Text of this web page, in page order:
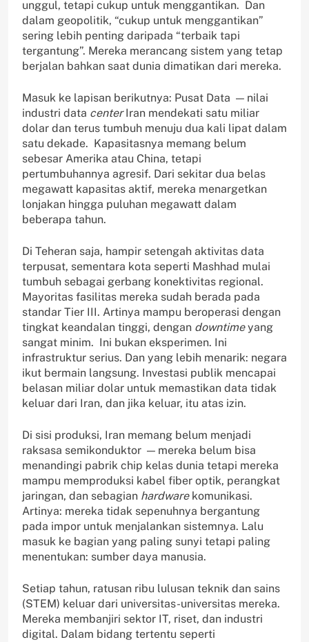
unggul, tetapi cukup untuk menggantikan. Dan
dalam geopolitik, “cukup untuk menggantikan”
sering lebih penting daripada “terbaik tapi
tergantung”. Mereka merancang sistem yang tetap
berjalan bahkan saat dunia dimatikan dari mereka.
Masuk ke lapisan berikutnya: Pusat Data — nilai
industri data centerIran mendekati satu miliar
dolar dan terus tumbuh menuju dua kali lipat dalam
satu dekade. Kapasitasnya memang belum
sebesar Amerika atau China, tetapi
pertumbuhannya agresif. Dari sekitar dua belas
megawatt kapasitas aktif, mereka menargetkan
lonjakan hingga puluhan megawatt dalam
beberapa tahun.
Di Teheran saja, hampir setengah aktivitas data
terpusat, sementara kota seperti Mashhad mulai
tumbuh sebagai gerbang konektivitas regional.
Mayoritas fasilitas mereka sudah berada pada
standar Tier III. Artinya mampu beroperasi dengan
tingkat keandalan tinggi, dengan downtimeyang
sangat minim. Ini bukan eksperimen. Ini
infrastruktur serius. Dan yang lebih menarik: negara
ikut bermain langsung. Investasi publik mencapai
belasan miliar dolar untuk memastikan data tidak
keluar dari Iran, dan jika keluar, itu atas izin.
Di sisi produksi, Iran memang belum menjadi
raksasa semikonduktor — mereka belum bisa
menandingi pabrik chip kelas dunia tetapi mereka
mampu memproduksi kabel fiber optik, perangkat
jaringan, dan sebagian hardware komunikasi.
Artinya: mereka tidak sepenuhnya bergantung
pada impor untuk menjalankan sistemnya. Lalu
masuk ke bagian yang paling sunyi tetapi paling
menentukan: sumber daya manusia.
Setiap tahun, ratusan ribu lulusan teknik dan sains
(STEM) keluar dari universitas-universitas mereka.
Mereka membanjiri sektor IT, riset, dan industri
digital. Dalam bidang tertentu seperti